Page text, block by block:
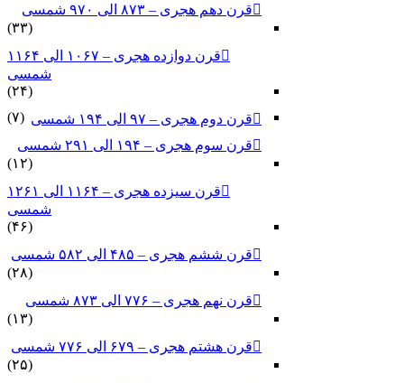
قرن دهم هجری – ۸۷۳ الی ۹۷۰ شمسی
(۳۳)
قرن دوازده هجری – ۱۰۶۷ الی ۱۱۶۴
شمسی
(۲۴)
قرن دوم هجری – ۹۷ الی ۱۹۴ شمسی
(۷)
قرن سوم هجری – ۱۹۴ الی ۲۹۱ شمسی
(۱۲)
قرن سیزده هجری – ۱۱۶۴ الی ۱۲۶۱
شمسی
(۴۶)
قرن ششم هجری – ۴۸۵ الی ۵۸۲ شمسی
(۲۸)
قرن نهم هجری – ۷۷۶ الی ۸۷۳ شمسی
(۱۳)
قرن هشتم هجری – ۶۷۹ الی ۷۷۶ شمسی
(۲۵)